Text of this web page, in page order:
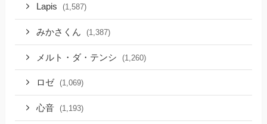
Lapis (1,587)
みかさくん (1,387)
メルト・ダ・テンシ (1,260)
ロゼ (1,069)
心音 (1,193)